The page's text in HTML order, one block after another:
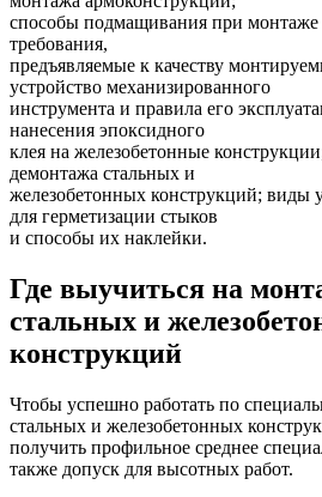
способы подмащивания при
требования,
предъявляемые к качеству
устройство механизированного
инструмента и правила его
нанесения эпоксидного
клея на железобетонные
демонтажа стальных и
железобетонных конструкций; виды
для герметизации стыков
и способы их наклейки.
Где выучиться на
стальных и
конструкций
Чтобы успешно работать по
стальных и железобетонных
получить профильное среднее
также допуск для высотных работ.